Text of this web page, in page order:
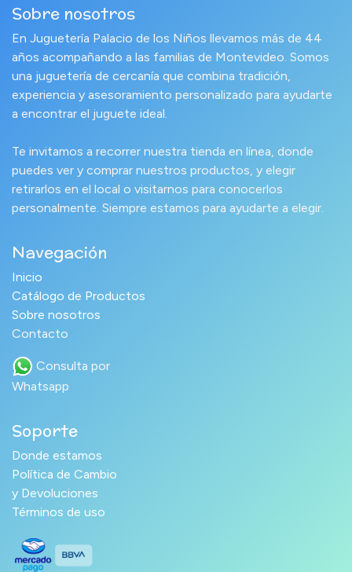
Sobre nosotros
En Juguetería Palacio de los Niños llevamos más de 44
años acompañando a las familias de Montevideo. Somos
una juguetería de cercanía que combina tradición,
experiencia y asesoramiento personalizado para ayudarte
a encontrar el juguete ideal.
Te invitamos a recorrer nuestra tienda en línea, donde
puedes ver y comprar nuestros productos, y elegir
retirarlos en el local o visitarnos para conocerlos
personalmente. Siempre estamos para ayudarte a elegir.
Navegación
Inicio
Catálogo de Productos
Sobre nosotros
Contacto
Consulta por
Whatsapp
Soporte
Donde estamos
Política de Cambio
y Devoluciones
Términos de uso